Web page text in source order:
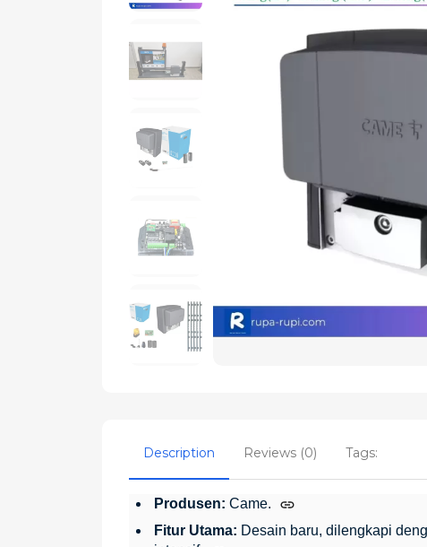
Description Reviews (0) Tags:
Produsen: Came.
Fitur Utama: Desain baru, dilengkapi